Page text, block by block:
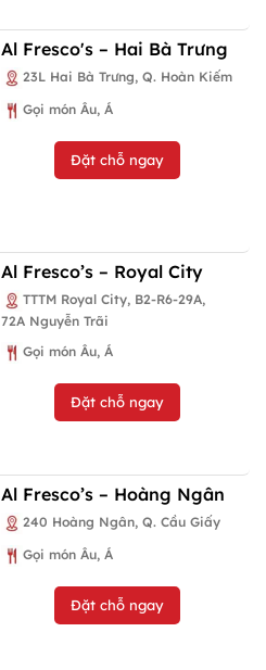
Al Fresco's – Hai Bà Trưng
23L Hai Bà Trưng, Q. Hoàn Kiếm
Gọi món Âu, Á
Đặt chỗ ngay
Al Fresco’s – Royal City
TTTM Royal City, B2-R6-29A,
72A Nguyễn Trãi
Gọi món Âu, Á
Đặt chỗ ngay
Al Fresco’s – Hoàng Ngân
240 Hoàng Ngân, Q. Cầu Giấy
Gọi món Âu, Á
Đặt chỗ ngay